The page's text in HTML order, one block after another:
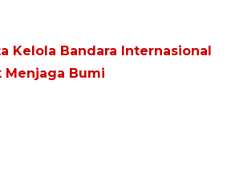
Kelola Bandara Internasional
Menjaga Bumi